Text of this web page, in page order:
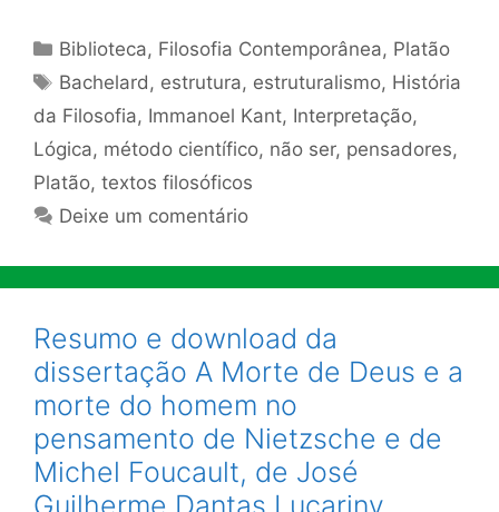
Categorias
Biblioteca, Filosofia Contemporânea, Platão
Tags
Bachelard , estrutura, estruturalismo, História
da Filosofia, Immanoel Kant, Interpretação,
Lógica, método científico, não ser, pensadores,
Platão, textos filosóficos
Deixe um comentário
Resumo e download da
dissertação A Morte de Deus e a
morte do homem no
pensamento de Nietzsche e de
Michel Foucault, de José
Guilherme Dantas Lucariny